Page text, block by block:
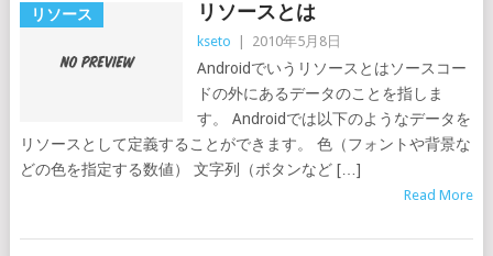
リソース リソースとは
kseto 2010年5月8日
Androidでいうリソースとはソースコー
ドの外にあるデータのことを指しま
す。 Androidでは以下のようなデータを
リソースとして定義することができます。 色（フォントや背景な
どの色を指定する数値） 文字列（ボタンなど […]
Read More